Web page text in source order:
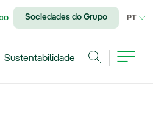
Sociedades do Grupo PT
Sustentabilidade